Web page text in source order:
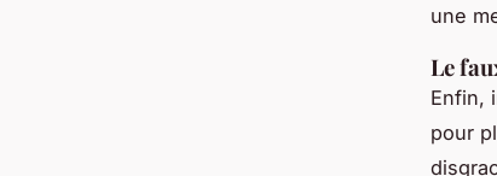
une
Le
Enfin,
pour